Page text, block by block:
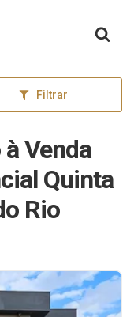
Filtrar
Venda
Quinta
Rio